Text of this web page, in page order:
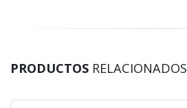
PRODUCTOS RELACIONADOS